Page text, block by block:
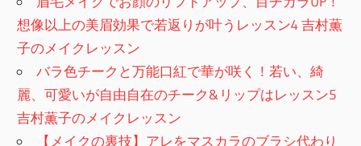
想像以上の美眉効果で若返りが叶うレッスン4 吉村薫
子のメイクレッスン
バラ色チークと万能口紅で華が咲く！若い、綺
麗、可愛いが自由自在のチーク&リップはレッスン5
吉村薫子のメイクレッスン
【メイクの裏技】アレをマスカラのブラシ代わり